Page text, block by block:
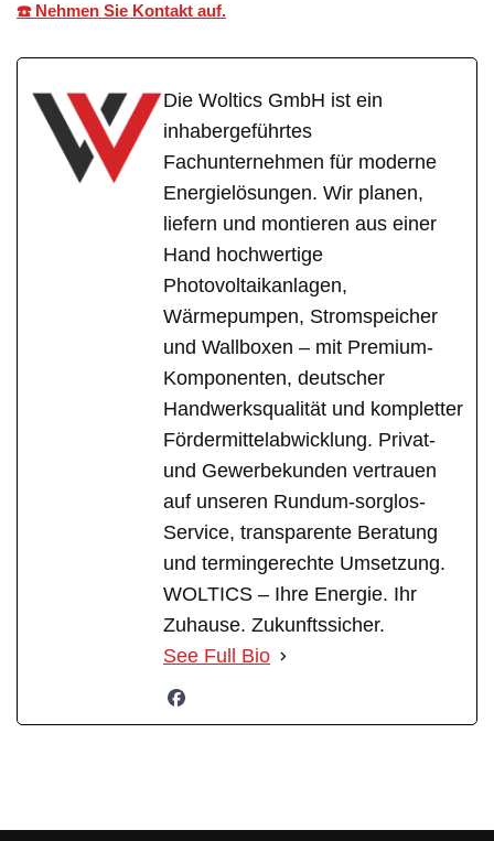
☎️ Nehmen Sie Kontakt auf.
Die Woltics GmbH ist ein
inhabergeführtes
Fachunternehmen für moderne
Energielösungen. Wir planen,
liefern und montieren aus einer
Hand hochwertige
Photovoltaikanlagen,
Wärmepumpen, Stromspeicher
und Wallboxen – mit Premium-
Komponenten, deutscher
Handwerksqualität und kompletter
Fördermittelabwicklung. Privat-
und Gewerbekunden vertrauen
auf unseren Rundum-sorglos-
Service, transparente Beratung
und termingerechte Umsetzung.
WOLTICS – Ihre Energie. Ihr
Zuhause. Zukunftssicher.
See Full Bio